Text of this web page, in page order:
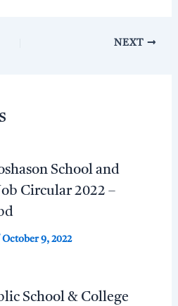
NEXT
School and
Circular 2022 –
October 9, 2022
School & College